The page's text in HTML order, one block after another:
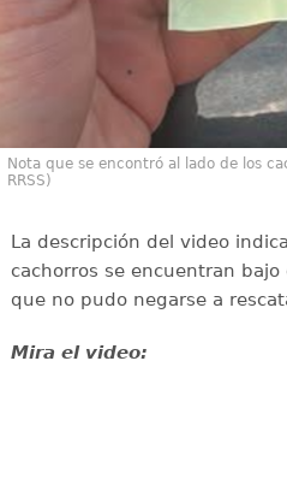
Nota que se encontró al lado de los
RRSS)
La descripción del video
cachorros se encuentran
que no pudo negarse a
Mira el video: